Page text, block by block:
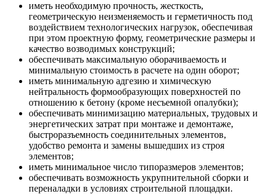
иметь необходимую прочность, жесткость,
геометрическую неизменяемость и герметичность под
воздействием технологических нагрузок, обеспечивая
при этом проектную форму, геометрические размеры и
качество возводимых конструкций;
обеспечивать максимальную оборачиваемость и
минимальную стоимость в расчете на один оборот;
иметь минимальную адгезию и химическую
нейтральность формообразующих поверхностей по
отношению к бетону (кроме несъемной опалубки);
обеспечивать минимизацию материальных, трудовых и
энергетических затрат при монтаже и демонтаже,
быстроразъемность соединительных элементов,
удобство ремонта и замены вышедших из строя
элементов;
иметь минимальное число типоразмеров элементов;
обеспечивать возможность укрупнительной сборки и
переналадки в условиях строительной площадки.